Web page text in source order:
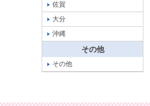
佐賀
大分
沖縄
その他
その他